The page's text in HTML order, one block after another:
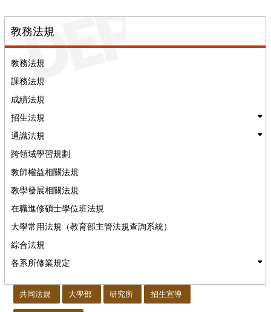
教務法規
教務法規
課務法規
成績法規
招生法規
通識法規
跨領域學習規劃
教師權益相關法規
教學發展相關法規
在職進修碩士學位班法規
大學常用法規（教育部主管法規查詢系統）
綜合法規
各系所修業規定
共同法規 大學部 研究所 招生宣導